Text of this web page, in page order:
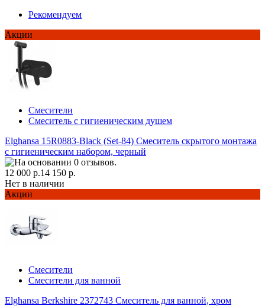
Рекомендуем
Акции
Смесители
Смеситель с гигиеническим душем
Elghansa 15R0883-Black (Set-84) Смеситель скрытого монтажа
с гигиеническим набором, черный
12 000 р.14 150 р.
Нет в наличии
Акции
Смесители
Смесители для ванной
Elghansa Berkshire 2372743 Смеситель для ванной, хром